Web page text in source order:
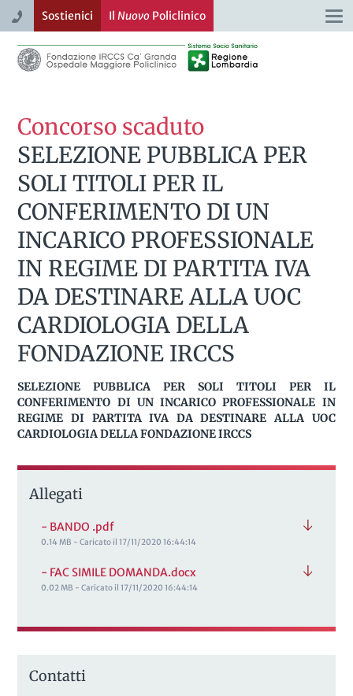
Sostienici Il NuovoPoliclinico
Concorso scaduto
SELEZIONE PUBBLICA PER
SOLI TITOLI PER IL
CONFERIMENTO DI UN
INCARICO PROFESSIONALE
IN REGIME DI PARTITA IVA
DA DESTINARE ALLA UOC
CARDIOLOGIA DELLA
FONDAZIONE IRCCS
SELEZIONE PUBBLICA PER SOLI TITOLI PER IL
CONFERIMENTO DI UN INCARICO PROFESSIONALE IN
REGIME DI PARTITA IVA DA DESTINARE ALLA UOC
CARDIOLOGIA DELLA FONDAZIONE IRCCS
Allegati
- BANDO .pdf
0.14 MB - Caricato il 17/11/2020 16:44:14
- FAC SIMILE DOMANDA.docx
0.02 MB - Caricato il 17/11/2020 16:44:14
Contatti